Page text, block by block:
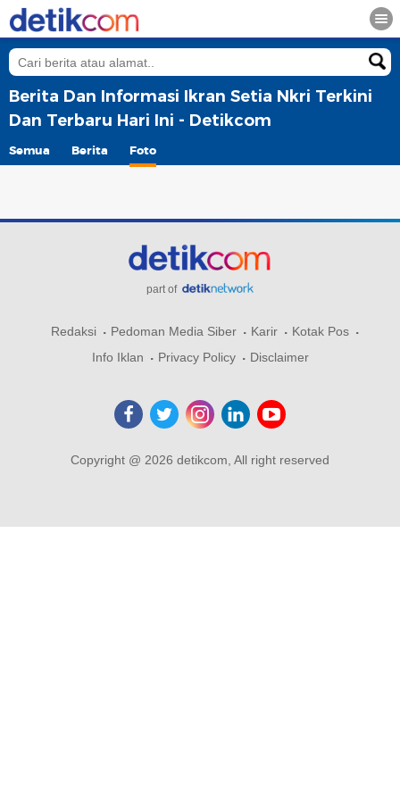
Berita Dan Informasi Ikran Setia Nkri Terkini
Dan Terbaru Hari Ini - Detikcom
Semua Berita Foto
part of
Redaksi Pedoman Media Siber Karir
Kotak Pos
Info Iklan
Privacy Policy Disclaimer
Copyright @ 2026 detikcom, All right reserved